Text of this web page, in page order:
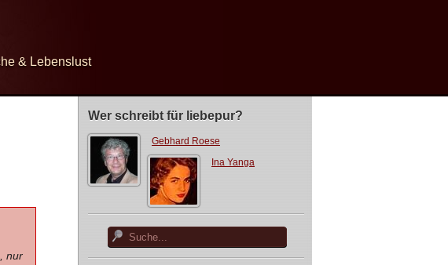
& Lebenslust
Wer schreibt für liebepur?
Gebhard Roese
Ina Yanga
nur